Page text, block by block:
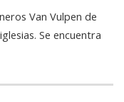
Van Vulpen de
Se encuentra